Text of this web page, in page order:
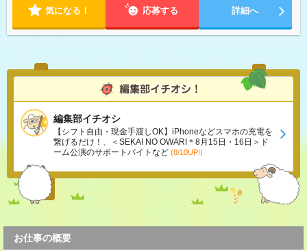
気になる！ 応募する 詳細へ
編集部イチオシ
【シフト自由・現金手渡しOK】iPhoneなどスマホの充電を
繋げるだけ！、＜SEKAI NO OWARI＊8月15日・16日＞ド
ーム公演のサポートバイトなど (8/10UP!)
お仕事の概要